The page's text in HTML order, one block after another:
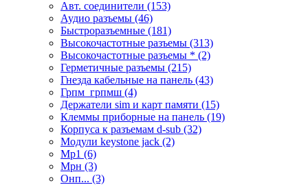
Авт. соединители (153)
Аудио разъемы (46)
Быстроразъемные (181)
Высокочастотные разъемы (313)
Высокочастотные разъемы * (2)
Герметичные разъемы (215)
Гнезда кабельные на панель (43)
Грпм_грпмш (4)
Держатели sim и карт памяти (15)
Клеммы приборные на панель (19)
Корпуса к разъемам d-sub (32)
Модули keystone jack (2)
Мр1 (6)
Мрн (3)
Онп... (3)